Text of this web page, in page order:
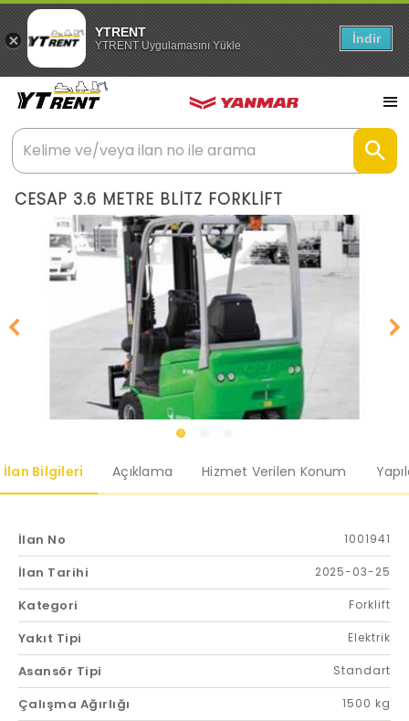
YTRENT
YTRENT Uygulamasını Yükle İndir
CESAP 3.6 METRE BLİTZ FORKLİFT
İlan Bilgileri Açıklama Hizmet Verilen Konum
İlan No 1001941
İlan Tarihi 2025-03-25
Kategori Forklift
Yakıt Tipi Elektrik
Asansör Tipi Standart
Çalışma Ağırlığı 1500 kg